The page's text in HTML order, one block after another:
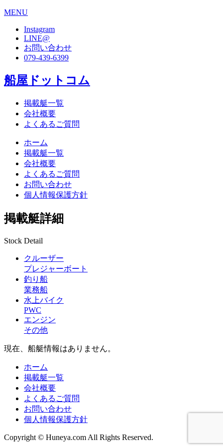
MENU
Instagram
LINE@
お問い合わせ
079-439-6399
船屋ドットコム
掲載艇一覧
会社概要
よくあるご質問
ホーム
掲載艇一覧
会社概要
よくあるご質問
お問い合わせ
個人情報保護方針
掲載艇詳細
Stock Detail
クルーザー
プレジャーボート
釣り船
業務船
水上バイク
PWC
エンジン
その他
現在、船艇情報はありません。
ホーム
掲載艇一覧
会社概要
よくあるご質問
お問い合わせ
個人情報保護方針
Copyright © Huneya.com All Rights Reserved.